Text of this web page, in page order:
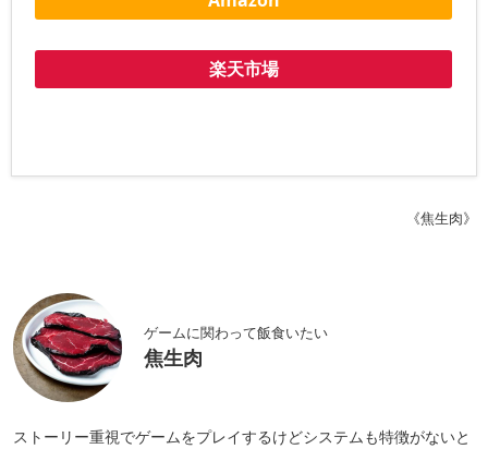
楽天市場
《焦生肉》
ゲームに関わって飯食いたい
焦生肉
ストーリー重視でゲームをプレイするけどシステムも特徴がないと